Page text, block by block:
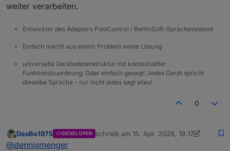
weiter verarbeiten.
Entwickler des Adapters PoolControl / BertinSoft-Sprachassistent
Einfach macht aus einem Problem keine Lösung
universelle Gerätedatenstruktur mit kontextueller
Funktionszuordnung. Oder einfach gesagt: Jedes Gerät spricht
dieselbe Sprache - nur nicht jedes sagt alles!
0
Online
DasBo1975 DEVELOPER schrieb am 15. Apr. 2026, 19:17
zuletzt editiert von DasBo1975
@dennismenger